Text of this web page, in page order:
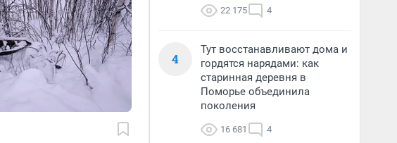
22 175 4
4
Тут восстанавливают дома и
гордятся нарядами: как
старинная деревня в
Поморье объединила
поколения
16 681 4